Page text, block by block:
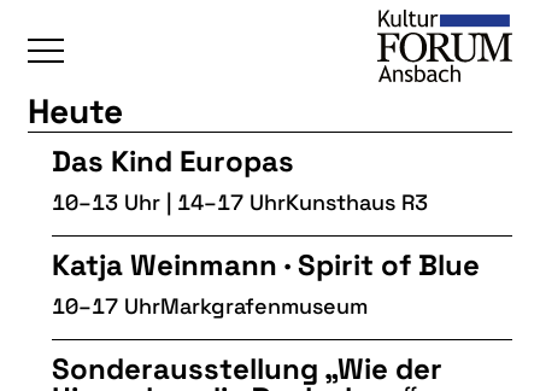
ÜBERSICHT
UNSERE BEREICHE
BAUKULTUR
FOTOGRUPPE
Heute
Das Kind Europas
10–13 Uhr | 14–17 UhrKunsthaus R3
Katja Weinmann · Spirit of Blue
10–17 UhrMarkgrafenmuseum
Sonderausstellung „Wie der